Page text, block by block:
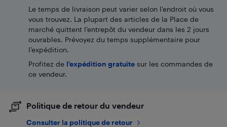
Le temps de livraison peut varier selon l'endroit où vous
vous trouvez. La plupart des articles de la Place de
marché quittent l’entrepôt du vendeur dans les 2 jours
ouvrables. Prévoyez du temps supplémentaire pour
l’expédition.
Profitez de l'expédition gratuite sur les commandes de
ce vendeur.
Politique de retour du vendeur
Consulter la politique de retour